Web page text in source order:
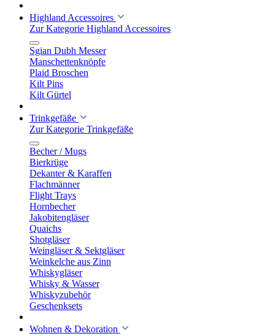
Highland Accessoires
Zur Kategorie Highland Accessoires
Sgian Dubh Messer
Manschettenknöpfe
Plaid Broschen
Kilt Pins
Kilt Gürtel
Trinkgefäße
Zur Kategorie Trinkgefäße
Becher / Mugs
Bierkrüge
Dekanter & Karaffen
Flachmänner
Flight Trays
Hornbecher
Jakobitengläser
Quaichs
Shotgläser
Weingläser & Sektgläser
Weinkelche aus Zinn
Whiskygläser
Whisky & Wasser
Whiskyzubehör
Geschenksets
Wohnen & Dekoration